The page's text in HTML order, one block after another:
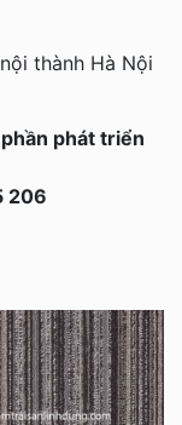
thành Hà Nội
phát triển
206